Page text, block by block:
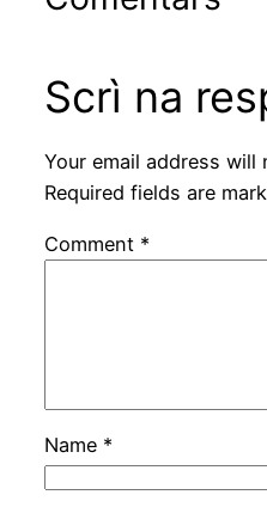
Scrì na
Your email address will
Required fields are
Comment *
Name *